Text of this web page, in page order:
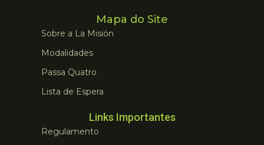
Mapa do Site
Sobre a La Misión
Modalidades
Passa Quatro
Lista de Espera
Links Importantes
Regulamento